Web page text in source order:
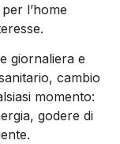
l’home
giornaliera e
cambio
momento:
godere di